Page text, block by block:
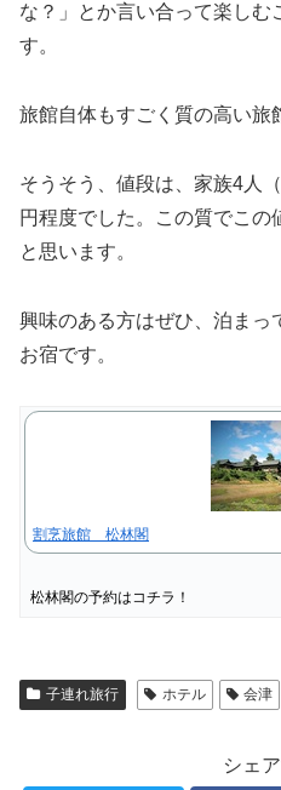
な？」とか言い合って楽し
す。
旅館自体もすごく質の高い旅
そうそう、値段は、家族4人
円程度でした。この質でこ
と思います。
興味のある方はぜひ、泊まっ
お宿です。
割烹旅館 松林閣
松林閣の予約はコチラ！
子連れ旅行 ホテル 会津
シェ